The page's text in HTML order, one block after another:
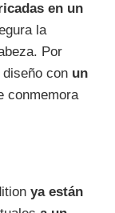
en un
la
Por
con un
conmemora
ya están